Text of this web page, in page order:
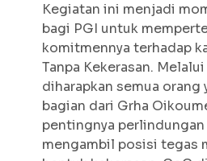
Kegiatan ini menjadi
bagi PGI untuk
komitmennya terhadap
Tanpa Kekerasan.
diharapkan semua orang
bagian dari Grha
pentingnya perlindungan
mengambil posisi tegas